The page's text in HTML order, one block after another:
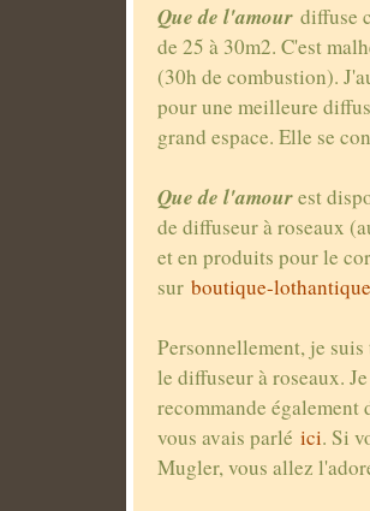
Que de l'amour diffuse
de 25 à 30m2. C'est
(30h de combustion).
pour une meilleure
grand espace. Elle se
Que de l'amourest
de diffuseur à roseaux
et en produits pour le
sur boutique-
Personnellement, je
le diffuseur à roseaux.
recommande également
vous avais parlé ici. Si
Mugler, vous allez